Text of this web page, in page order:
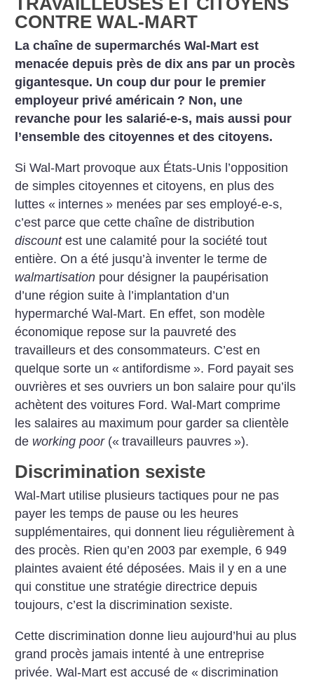
CONTRE WAL-MART
La chaîne de supermarchés Wal-Mart est
menacée depuis près de dix ans par un procès
gigantesque. Un coup dur pour le premier
employeur privé américain ? Non, une
revanche pour les salarié-e-s, mais aussi pour
l’ensemble des citoyennes et des citoyens.
Si Wal-Mart provoque aux États-Unis l’opposition
de simples citoyennes et citoyens, en plus des
luttes « internes » menées par ses employé-e-s,
c’est parce que cette chaîne de distribution
discountest une calamité pour la société tout
entière. On a été jusqu’à inventer le terme de
walmartisation pour désigner la paupérisation
d’une région suite à l’implantation d’un
hypermarché Wal-Mart. En effet, son modèle
économique repose sur la pauvreté des
travailleurs et des consommateurs. C’est en
quelque sorte un « antifordisme ». Ford payait ses
ouvrières et ses ouvriers un bon salaire pour qu’ils
achètent des voitures Ford. Wal-Mart comprime
les salaires au maximum pour garder sa clientèle
de working poor(« travailleurs pauvres »).
Discrimination sexiste
Wal-Mart utilise plusieurs tactiques pour ne pas
payer les temps de pause ou les heures
supplémentaires, qui donnent lieu régulièrement à
des procès. Rien qu’en 2003 par exemple, 6 949
plaintes avaient été déposées. Mais il y en a une
qui constitue une stratégie directrice depuis
toujours, c’est la discrimination sexiste.
Cette discrimination donne lieu aujourd’hui au plus
grand procès jamais intenté à une entreprise
privée. Wal-Mart est accusé de « discrimination